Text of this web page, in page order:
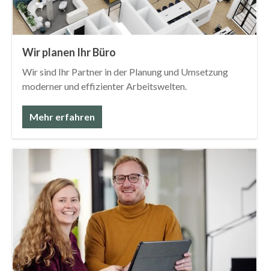
Wir planen Ihr Büro
Wir sind Ihr Partner in der Planung und Umsetzung
moderner und effizienter Arbeitswelten.
Mehr erfahren